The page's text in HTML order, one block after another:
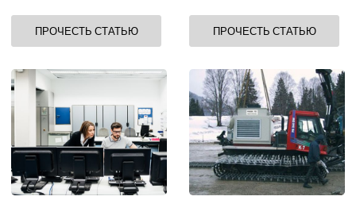
ПРОЧЕСТЬ СТАТЬЮ ПРОЧЕСТЬ СТАТЬЮ